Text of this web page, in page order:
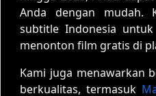
Anda dengan mudah.
subtitle Indonesia
menonton film gratis di
Kami juga menawarkan
berkualitas, termasuk